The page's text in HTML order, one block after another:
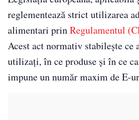
reglementează strict utilizarea
alimentari prinRegulamentul
Acest act normativ stabilește
utilizați, în ce produse și în ce
impune un număr maxim de E-